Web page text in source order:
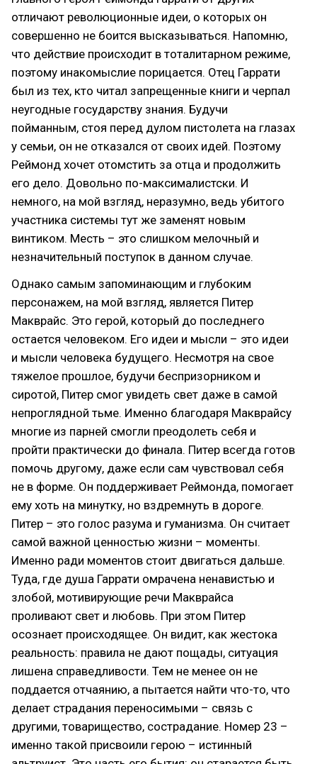
отличают революционные идеи, о которых он
совершенно не боится высказываться. Напомню,
что действие происходит в тоталитарном режиме,
поэтому инакомыслие порицается. Отец Гаррати
был из тех, кто читал запрещенные книги и черпал
неугодные государству знания. Будучи
пойманным, стоя перед дулом пистолета на глазах
у семьи, он не отказался от своих идей. Поэтому
Реймонд хочет отомстить за отца и продолжить
его дело. Довольно по-максималистски. И
немного, на мой взгляд, неразумно, ведь убитого
участника системы тут же заменят новым
винтиком. Месть – это слишком мелочный и
незначительный поступок в данном случае.
Однако самым запоминающим и глубоким
персонажем, на мой взгляд, является Питер
Макврайс. Это герой, который до последнего
остается человеком. Его идеи и мысли – это идеи
и мысли человека будущего. Несмотря на свое
тяжелое прошлое, будучи беспризорником и
сиротой, Питер смог увидеть свет даже в самой
непроглядной тьме. Именно благодаря Макврайсу
многие из парней смогли преодолеть себя и
пройти практически до финала. Питер всегда готов
помочь другому, даже если сам чувствовал себя
не в форме. Он поддерживает Реймонда, помогает
ему хоть на минутку, но вздремнуть в дороге.
Питер – это голос разума и гуманизма. Он считает
самой важной ценностью жизни – моменты.
Именно ради моментов стоит двигаться дальше.
Туда, где душа Гаррати омрачена ненавистью и
злобой, мотивирующие речи Макврайса
проливают свет и любовь. При этом Питер
осознает происходящее. Он видит, как жестока
реальность: правила не дают пощады, ситуация
лишена справедливости. Тем не менее он не
поддается отчаянию, а пытается найти что-то, что
делает страдания переносимыми – связь с
другими, товарищество, сострадание. Номер 23 –
именно такой присвоили герою – истинный